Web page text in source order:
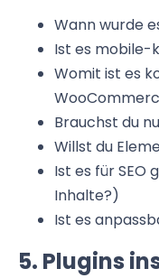
Wann wurde
Ist es mobile-
Womit ist es
Brauchst du
Willst du
Ist es für SEO
Inhalte?)
Ist es
5. Plugins